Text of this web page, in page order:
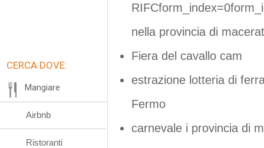
nella provincia di
Fiera del cavallo cam
estrazione lotteria di
Fermo
carnevale i provincia di
CERCA DOVE:
Mangiare
Airbnb
Ristoranti